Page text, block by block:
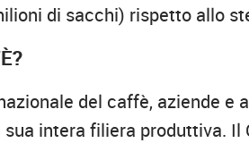
di sacchi) rispetto allo
del caffè, aziende e
sua intera filiera produttiva.